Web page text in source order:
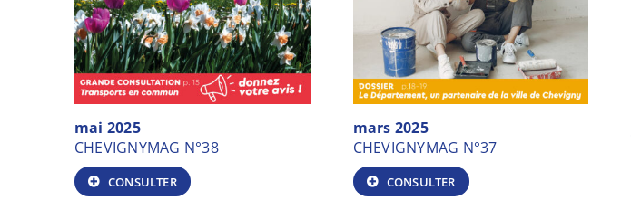
mai 2025
CHEVIGNYMAG N°38
CONSULTER
mars 2025
CHEVIGNYMAG N°37
CONSULTER